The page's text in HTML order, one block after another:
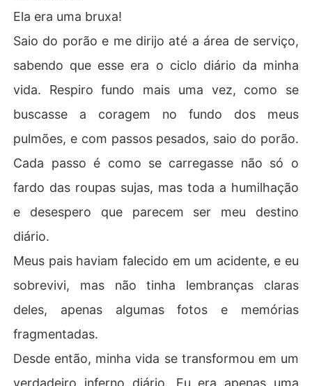
Ela era uma bruxa!
Saio do porão e me dirijo até a área de serviço,
sabendo que esse era o ciclo diário da minha
vida. Respiro fundo mais uma vez, como se
buscasse a coragem no fundo dos meus
pulmões, e com passos pesados, saio do porão.
Cada passo é como se carregasse não só o
fardo das roupas sujas, mas toda a humilhação
e desespero que parecem ser meu destino
diário.
Meus pais haviam falecido em um acidente, e eu
sobrevivi, mas não tinha lembranças claras
deles, apenas algumas fotos e memórias
fragmentadas.
Desde então, minha vida se transformou em um
verdadeiro inferno diário. Eu era apenas uma